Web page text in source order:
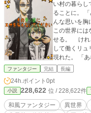
い村の暮らし
ることに。 「みんなにおいしいものを食べさせたい！」 そ
んな思いを胸
この世界には
せる。 けれ
して働くリ
現れた。 「あなたの食べている姿で、胸がいっぱいです」 ち
っちゃな牙っ娘
無断複製およ
ファンタジー 完結 長編
24h.ポイント 0pt
小説 228,622 位 / 228,622件
和風ファンタジー 異世界